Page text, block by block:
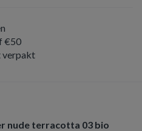
€50
verpakt
nude terracotta 03 bio